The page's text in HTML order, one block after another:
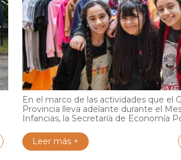
En el marco de las actividades que el
Provincia lleva adelante durante el
Infancias, la Secretaría de Economía
Leer más +